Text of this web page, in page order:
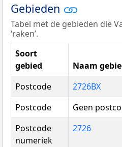
Gebieden
Tabel met de gebieden die
‘raken’.
Soort
gebied
Naam
Postcode
2726BX
Postcode
Geen
Postcode
numeriek
2726